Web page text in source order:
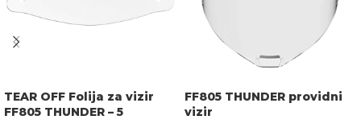
TEAR OFF Folija za vizir
FF805 THUNDER – 5
FF805 THUNDER providni
vizir